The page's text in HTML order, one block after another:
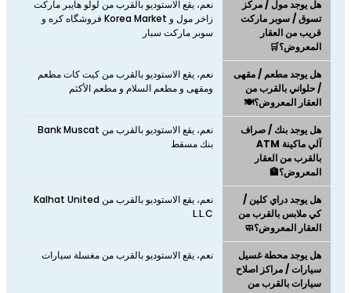
هل يوجد مول / مركز
تسوق / سوبر ماركت
قريب من العقار
المعروض؟🛒
نعم، يقع الاستوديو بالقرب من لولو هايبر ماركت
زاخر مول و Korea Market فروشگاه کره و
سوبر ماركت سبار
هل يوجد مطعم / مقهى
/ حلواني بالقرب من
العقار المعروض؟🍽️
نعم، يقع الاستوديو بالقرب من كيت كات مطعم
ومقهى و مطعم السلام و مطعم الأكثم
هل يوجد بنك / صراف
آلي ماكينة ATM
بالقرب من العقار
المعروض؟🏦
نعم، يقع الاستوديو بالقرب من Bank Muscat
بنك مسقط
هل يوجد دراي كلين /
كي ملابس بالقرب من
العقار المعروض؟🧼
نعم، يقع الاستوديو بالقرب من Kalhat United
L.L.C
هل يوجد محطة غسيل
سيارات / مراكز اصلاح
سيارات بالقرب من
نعم، يقع الاستوديو بالقرب من مغسلة سيارات